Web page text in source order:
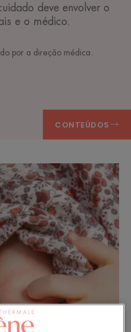
deve envolver o
e o médico.
por a direção médica
CONTEÚDOS